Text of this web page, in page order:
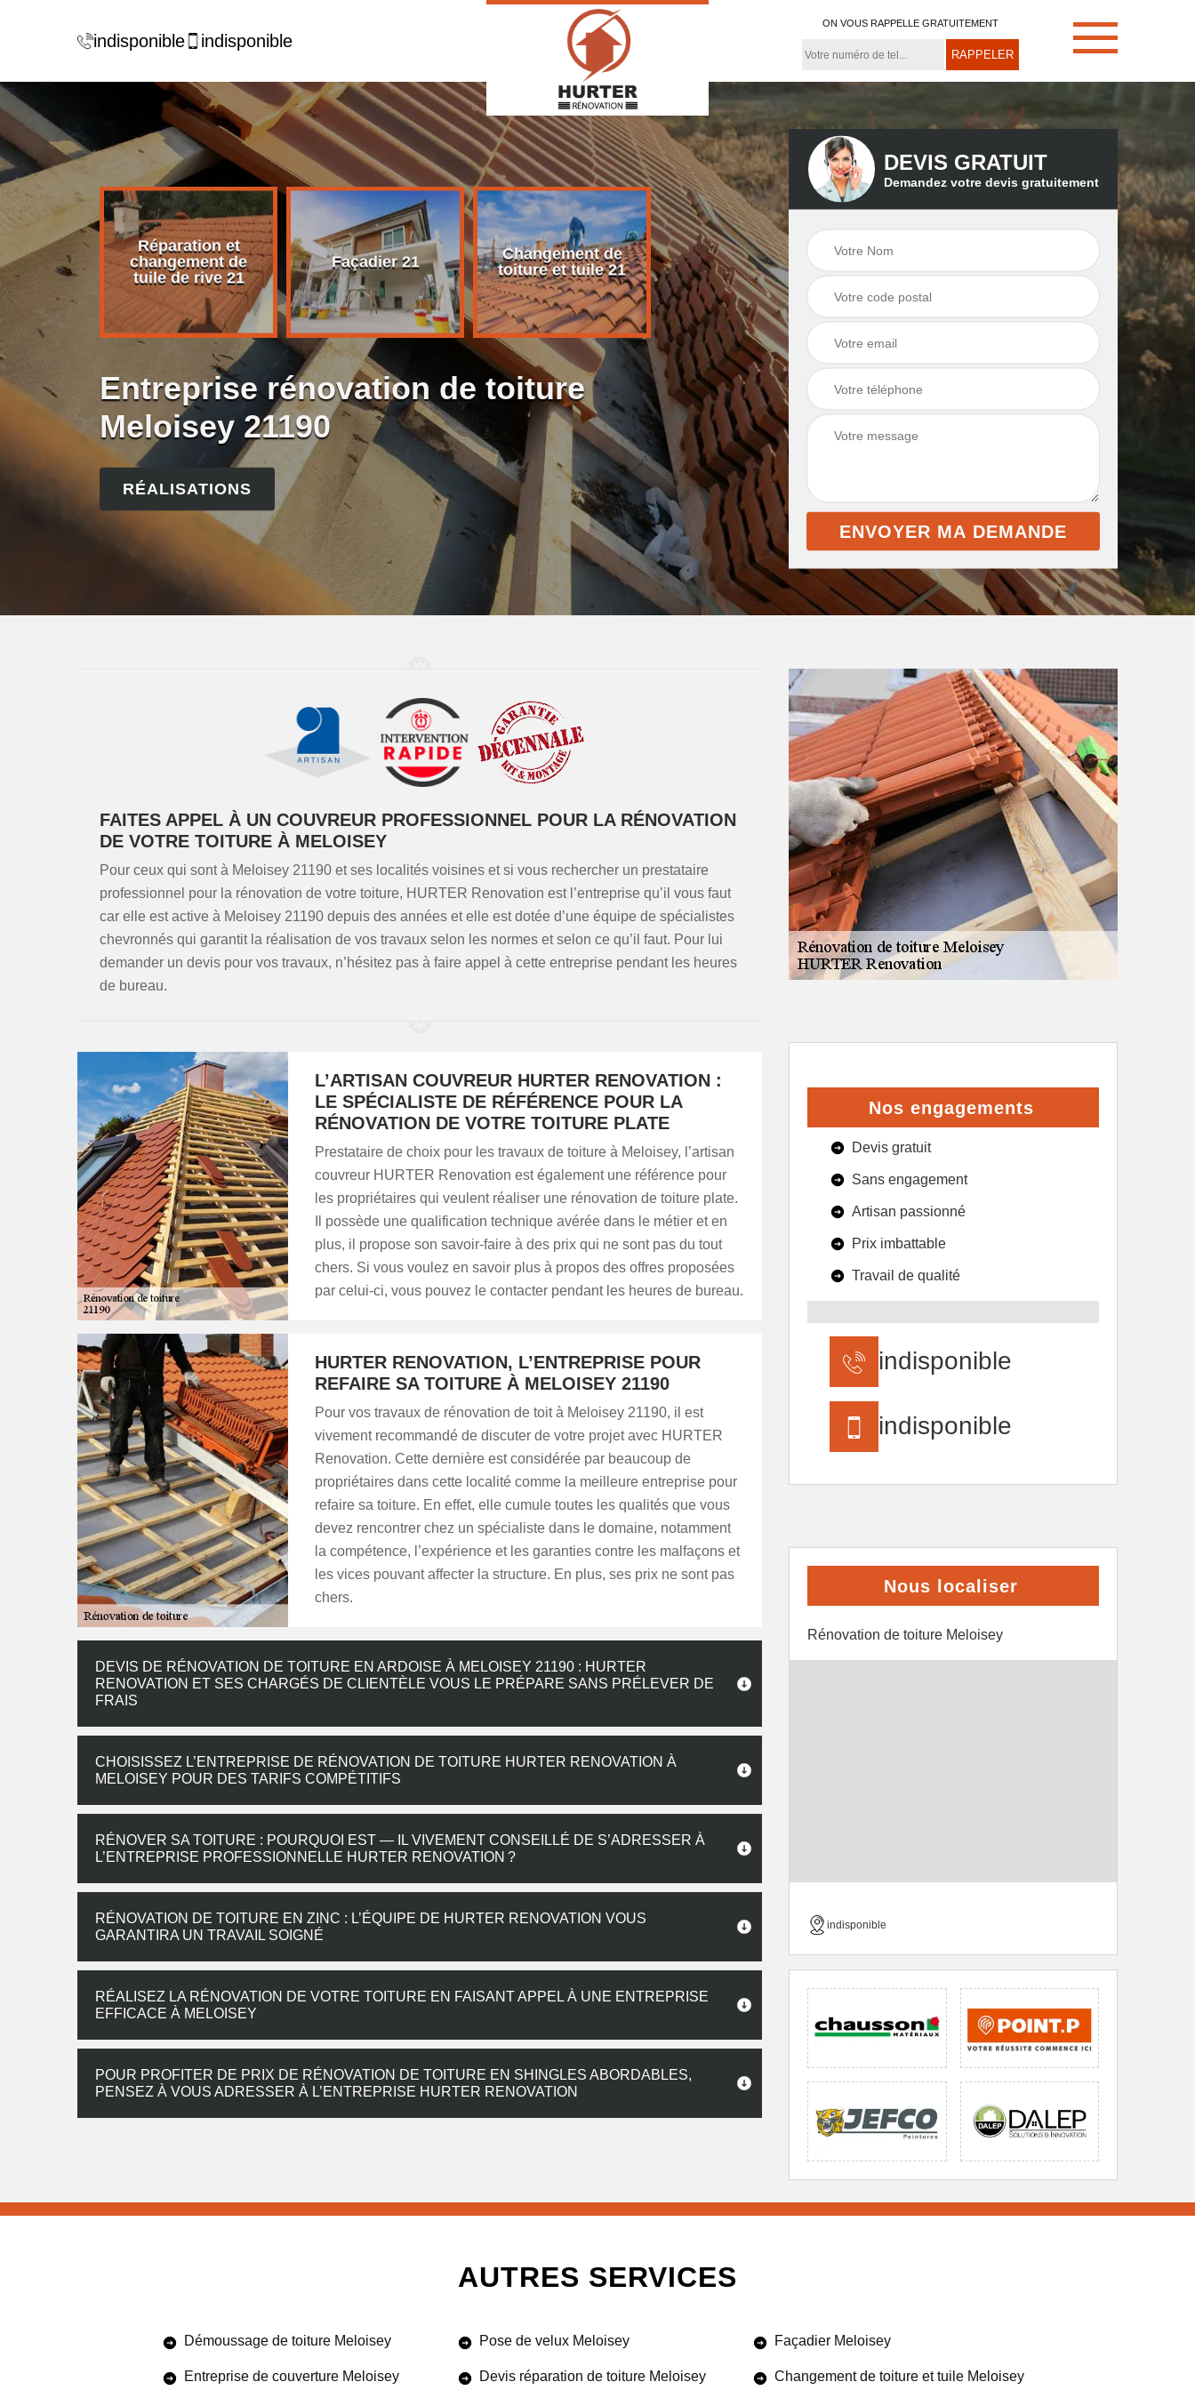
indisponible indisponible
ON VOUS RAPPELLE GRATUITEMENT
de
21
Réparation et
changement de
tuile de rive 21
Façadier 21
Changement de
toiture et tuile 21
Rénovation de
toiture 21
Démoussage de
toiture 21
Couvreur zingueur
21
Entreprise rénovation de toiture
Meloisey 21190
RÉALISATIONS
DEVIS GRATUIT
Demandez votre devis gratuitement
FAITES APPEL À UN COUVREUR PROFESSIONNEL POUR LA RÉNOVATION
DE VOTRE TOITURE À MELOISEY
Pour ceux qui sont à Meloisey 21190 et ses localités voisines et si vous rechercher un prestataire
professionnel pour la rénovation de votre toiture, HURTER Renovation est l’entreprise qu’il vous faut
car elle est active à Meloisey 21190 depuis des années et elle est dotée d’une équipe de spécialistes
chevronnés qui garantit la réalisation de vos travaux selon les normes et selon ce qu’il faut. Pour lui
demander un devis pour vos travaux, n’hésitez pas à faire appel à cette entreprise pendant les heures
de bureau.
L’ARTISAN COUVREUR HURTER RENOVATION :
LE SPÉCIALISTE DE RÉFÉRENCE POUR LA
RÉNOVATION DE VOTRE TOITURE PLATE
Prestataire de choix pour les travaux de toiture à Meloisey, l’artisan
couvreur HURTER Renovation est également une référence pour
les propriétaires qui veulent réaliser une rénovation de toiture plate.
Il possède une qualification technique avérée dans le métier et en
plus, il propose son savoir-faire à des prix qui ne sont pas du tout
chers. Si vous voulez en savoir plus à propos des offres proposées
par celui-ci, vous pouvez le contacter pendant les heures de bureau.
HURTER RENOVATION, L’ENTREPRISE POUR
REFAIRE SA TOITURE À MELOISEY 21190
Pour vos travaux de rénovation de toit à Meloisey 21190, il est
vivement recommandé de discuter de votre projet avec HURTER
Renovation. Cette dernière est considérée par beaucoup de
propriétaires dans cette localité comme la meilleure entreprise pour
refaire sa toiture. En effet, elle cumule toutes les qualités que vous
devez rencontrer chez un spécialiste dans le domaine, notamment
la compétence, l’expérience et les garanties contre les malfaçons et
les vices pouvant affecter la structure. En plus, ses prix ne sont pas
chers.
DEVIS DE RÉNOVATION DE TOITURE EN ARDOISE À MELOISEY 21190 : HURTER
RENOVATION ET SES CHARGÉS DE CLIENTÈLE VOUS LE PRÉPARE SANS PRÉLEVER DE
FRAIS
CHOISISSEZ L’ENTREPRISE DE RÉNOVATION DE TOITURE HURTER RENOVATION À
MELOISEY POUR DES TARIFS COMPÉTITIFS
RÉNOVER SA TOITURE : POURQUOI EST — IL VIVEMENT CONSEILLÉ DE S’ADRESSER À
L’ENTREPRISE PROFESSIONNELLE HURTER RENOVATION ?
RÉNOVATION DE TOITURE EN ZINC : L’ÉQUIPE DE HURTER RENOVATION VOUS
GARANTIRA UN TRAVAIL SOIGNÉ
RÉALISEZ LA RÉNOVATION DE VOTRE TOITURE EN FAISANT APPEL À UNE ENTREPRISE
EFFICACE À MELOISEY
POUR PROFITER DE PRIX DE RÉNOVATION DE TOITURE EN SHINGLES ABORDABLES,
PENSEZ À VOUS ADRESSER À L’ENTREPRISE HURTER RENOVATION
Nos engagements
Devis gratuit
Sans engagement
Artisan passionné
Prix imbattable
Travail de qualité
indisponible
indisponible
Nous localiser
Rénovation de toiture Meloisey
indisponible
AUTRES SERVICES
Démoussage de toiture Meloisey
Entreprise de couverture Meloisey
Pose de velux Meloisey
Devis réparation de toiture Meloisey
Façadier Meloisey
Changement de toiture et tuile Meloisey